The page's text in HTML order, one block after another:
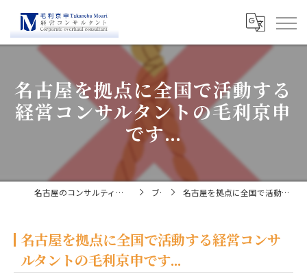
名古屋を拠点に全国で活動する
経営コンサルタントの毛利京申
です...
名古屋のコンサルティングなら経営コンサルタント毛利京申 ブログ 名古屋を拠点に全国で活動する経営コンサルタントの毛利京申です...
名古屋を拠点に全国で活動する経営コンサ
ルタントの毛利京申です...